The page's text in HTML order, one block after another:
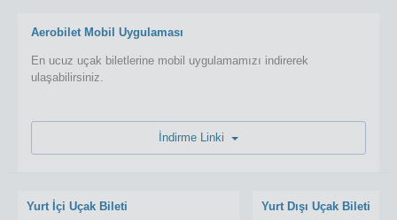
Aerobilet Mobil Uygulaması
En ucuz uçak biletlerine mobil uygulamamızı indirerek
ulaşabilirsiniz.
Yurt İçi Uçak Bileti
Yurt Dışı Uçak Bileti